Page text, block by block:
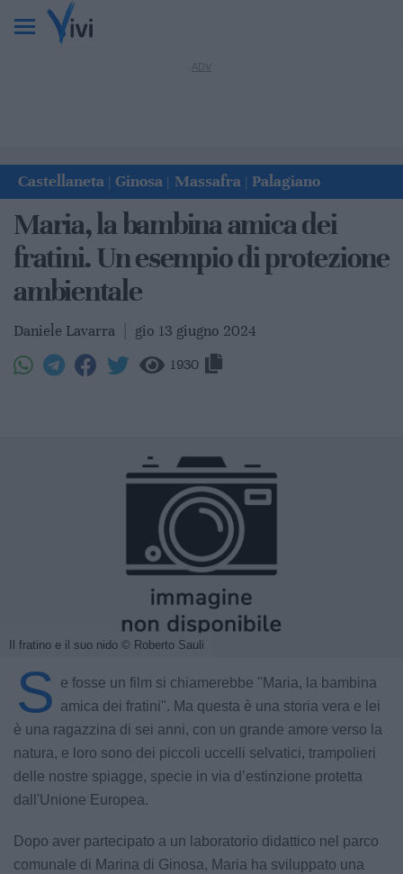
Castellaneta Ginosa Massafra Palagiano
Maria, la bambina amica dei
fratini. Un esempio di protezione
ambientale
Daniele Lavarra gio 13 giugno 2024
1930
Il fratino e il suo nido © Roberto Sauli
S e fosse un film si chiamerebbe "Maria, la bambina
amica dei fratini". Ma questa è una storia vera e lei
è una ragazzina di sei anni, con un grande amore verso la
natura, e loro sono dei piccoli uccelli selvatici, trampolieri
delle nostre spiagge, specie in via d’estinzione protetta
dall'Unione Europea.
Dopo aver partecipato a un laboratorio didattico nel parco
comunale di Marina di Ginosa, Maria ha sviluppato una